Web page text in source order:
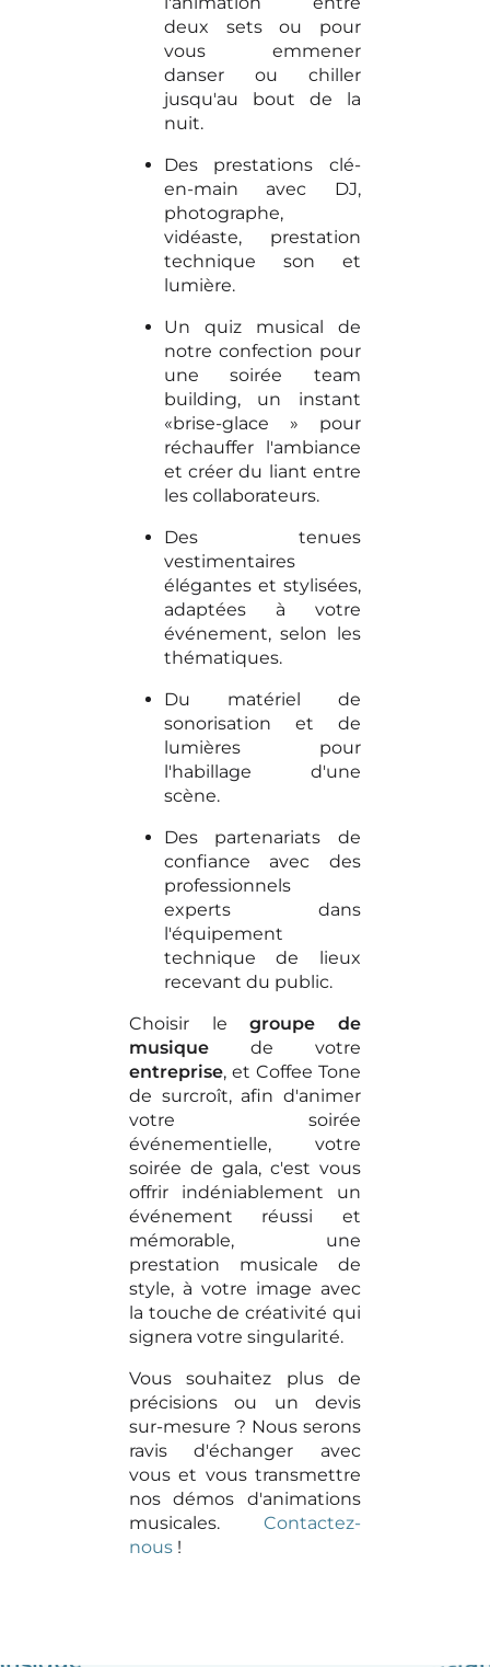
deux sets ou pour
vous emmener
danser ou chiller
jusqu'au bout de la
nuit.
Des prestations clé-
en-main avec DJ,
photographe,
vidéaste, prestation
technique son et
lumière.
Un quiz musical de
notre confection pour
une soirée team
building, un instant
«brise-glace » pour
réchauffer l'ambiance
et créer du liant entre
les collaborateurs.
Des tenues
vestimentaires
élégantes et stylisées,
adaptées à votre
événement, selon les
thématiques.
Du matériel de
sonorisation et de
lumières pour
l'habillage d'une
scène.
Des partenariats de
confiance avec des
professionnels
experts dans
l'équipement
technique de lieux
recevant du public.
Choisir legroupe de
musiquede votre
entreprise, et Coffee Tone
de surcroît, afin d'animer
votre soirée
événementielle, votre
soirée de gala, c'est vous
offrir indéniablement un
événement réussi et
mémorable, une
prestation musicale de
style, à votre image avec
la touche de créativité qui
signera votre singularité.
Vous souhaitez plus de
précisions ou un devis
sur-mesure ? Nous serons
ravis d'échanger avec
vous et vous transmettre
nos démos d'animations
musicales.Contactez-
nous!